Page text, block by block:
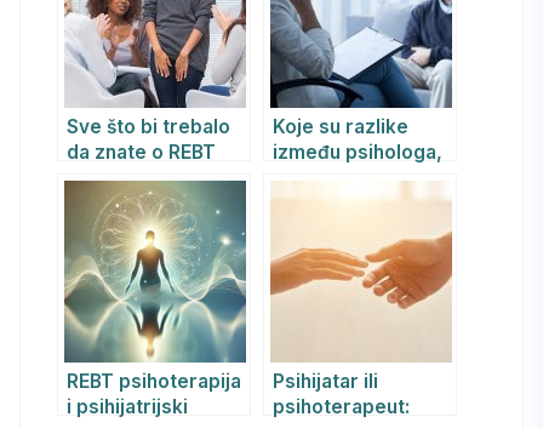
Sve što bi trebalo
da znate o REBT
psihoterapiji
Koje su razlike
između psihologa,
psihijatra i
psihoterapeuta?
REBT psihoterapija
i psihijatrijski
Psihijatar ili
psihoterapeut: